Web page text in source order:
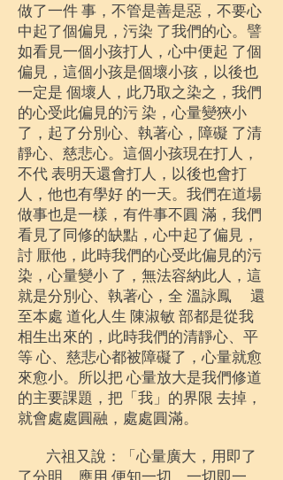
做了一件 事，不管是善是惡，不要心
中起了個偏見，污染 了我們的心。譬
如看見一個小孩打人，心中便起 了個
偏見，這個小孩是個壞小孩，以後也
一定是 個壞人，此乃取之染之，我們
的心受此偏見的污 染，心量變狹小
了，起了分別心、執著心，障礙 了清
靜心、慈悲心。這個小孩現在打人，
不代 表明天還會打人，以後也會打
人，他也有學好 的一天。我們在道場
做事也是一樣，有件事不圓 滿，我們
看見了同修的缺點，心中起了偏見，
討 厭他，此時我們的心受此偏見的污
染，心量變小 了，無法容納此人，這
就是分別心、執著心，全 溫詠鳳 還
至本處 道化人生 陳淑敏 部都是從我
相生出來的，此時我們的清靜心、平
等 心、慈悲心都被障礙了，心量就愈
來愈小。所以把 心量放大是我們修道
的主要課題，把「我」的界限 去掉，
就會處處圓融，處處圓滿。
六祖又說：「心量廣大，用即了
了分明，應用 便知一切。一切即一，